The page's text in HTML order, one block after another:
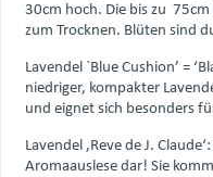
30cm hoch. Die bis zu
zum Trocknen. Blüten sind
Lavendel `Blue Cushion’ =
niedriger, kompakter
und eignet sich besonders
Lavendel ‚Reve de J.
Aromaauslese dar! Sie